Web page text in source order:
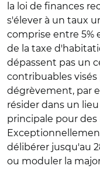
la loi de finances
s'élever à un taux
comprise entre 5%
de la taxe
dépassent pas un
contribuables
dégrèvement, par
résider dans un
principale pour des
délibérer jusqu'au
ou moduler la